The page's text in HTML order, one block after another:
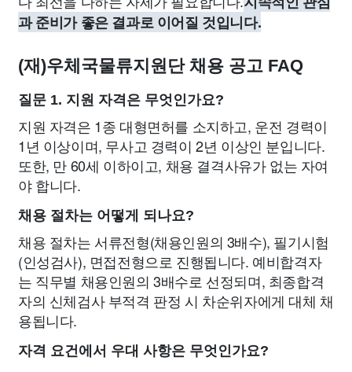
과 준비가 좋은 결과로 이어질 것입니다.
(재)우체국물류지원단 채용 공고 FAQ
질문 1. 지원 자격은 무엇인가요?
지원 자격은 1종 대형면허를 소지하고, 운전 경력이
1년 이상이며, 무사고 경력이 2년 이상인 분입니다.
또한, 만 60세 이하이고, 채용 결격사유가 없는 자여
야 합니다.
채용 절차는 어떻게 되나요?
채용 절차는 서류전형(채용인원의 3배수), 필기시험
(인성검사), 면접전형으로 진행됩니다. 예비합격자
는 직무별 채용인원의 3배수로 선정되며, 최종합격
자의 신체검사 부적격 판정 시 차순위자에게 대체 채
용됩니다.
자격 요건에서 우대 사항은 무엇인가요?